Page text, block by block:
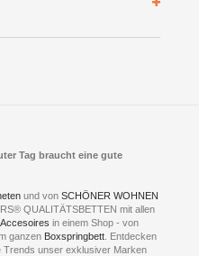
Onlineartikel.
Tag braucht eine gute
und vonSCHÖNER WOHNEN
QUALITÄTSBETTEN mit allen
in einem Shop - von
ganzen Boxspringbett . Entdecken
Trends unser exklusiver Marken